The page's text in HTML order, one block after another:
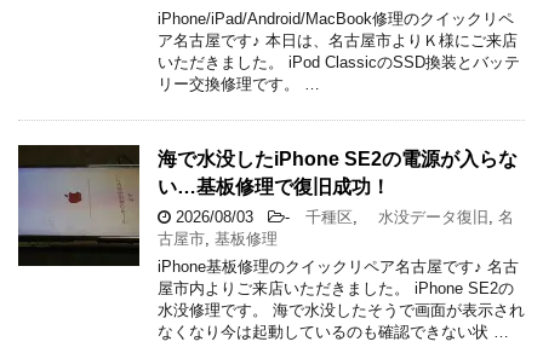
iPhone/iPad/Android/MacBook修理のクイックリペ
ア名古屋です♪ 本日は、名古屋市よりＫ様にご来店
いただきました。 iPod ClassicのSSD換装とバッテ
リー交換修理です。 …
海で水没したiPhone SE2の電源が入らな
い…基板修理で復旧成功！
2026/08/03 - 千種区 水没データ復旧 名
古屋市 基板修理
iPhone基板修理のクイックリペア名古屋です♪ 名古
屋市内よりご来店いただきました。 iPhone SE2の
水没修理です。 海で水没したそうで画面が表示され
なくなり今は起動しているのも確認できない状 …